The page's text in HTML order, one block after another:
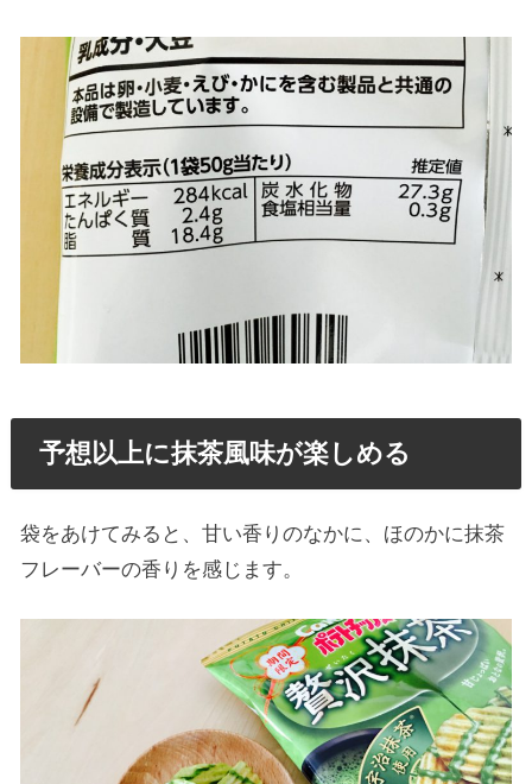
予想以上に抹茶風味が楽しめる
袋をあけてみると、甘い香りのなかに、ほのかに抹茶
フレーバーの香りを感じます。